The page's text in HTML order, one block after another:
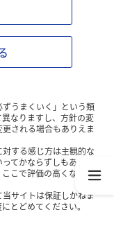
うまくいく」という類
なりますし、方針の変
される場合もありえま
する感じ方は主観的な
てかならずしもあなた
こで評価の高くない企
サイトは保証しかねま
とどめてください。